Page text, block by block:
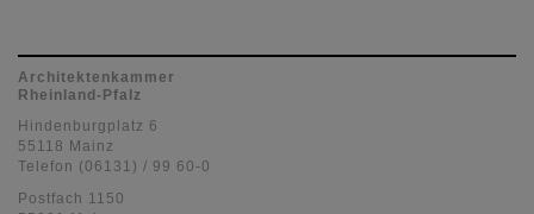
Architektenkammer
Rheinland-Pfalz
Hindenburgplatz 6
55118 Mainz
Telefon (06131) / 99 60-0
Postfach 1150